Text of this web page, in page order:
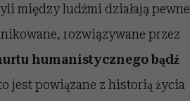
między ludźmi działają pewne
rozwiązywane przez
humanistycznego bądź
jest powiązane z historią życia